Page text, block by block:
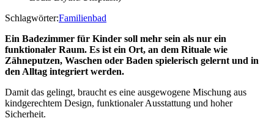
Schlagwörter:Familienbad
Ein Badezimmer für Kinder soll mehr sein als nur ein
funktionaler Raum. Es ist ein Ort, an dem Rituale wie
Zähneputzen, Waschen oder Baden spielerisch gelernt und in
den Alltag integriert werden.
Damit das gelingt, braucht es eine ausgewogene Mischung aus
kindgerechtem Design, funktionaler Ausstattung und hoher
Sicherheit.